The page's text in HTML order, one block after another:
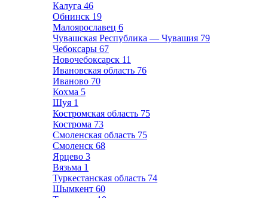
Калуга 46
Обнинск 19
Малоярославец 6
Чувашская Республика — Чувашия 79
Чебоксары 67
Новочебоксарск 11
Ивановская область 76
Иваново 70
Кохма 5
Шуя 1
Костромская область 75
Кострома 73
Смоленская область 75
Смоленск 68
Ярцево 3
Вязьма 1
Туркестанская область 74
Шымкент 60